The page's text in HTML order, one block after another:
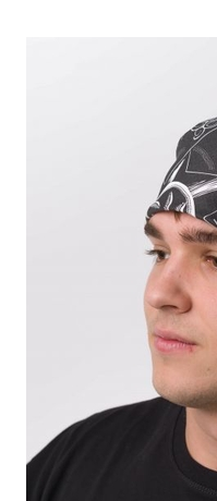
ПОДРОБНЕЕ